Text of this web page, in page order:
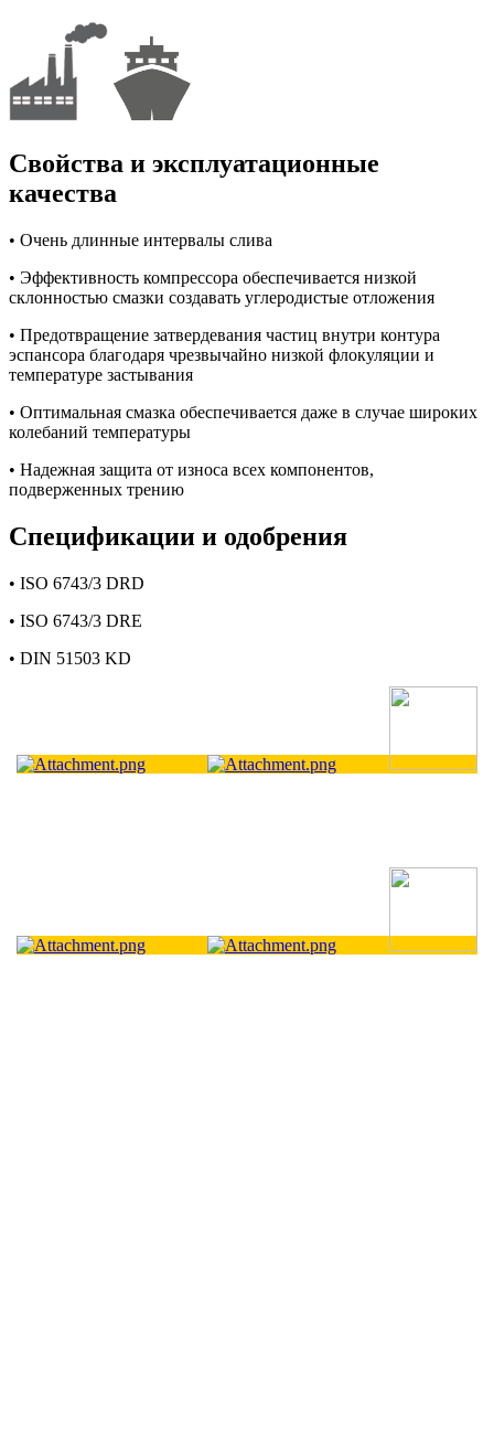
Свойства и эксплуатационные
качества
• Очень длинные интервалы слива
• Эффективность компрессора обеспечивается низкой
склонностью смазки создавать углеродистые отложения
• Предотвращение затвердевания частиц внутри контура
эспансора благодаря чрезвычайно низкой флокуляции и
температуре застывания
• Оптимальная смазка обеспечивается даже в случае широких
колебаний температуры
• Надежная защита от износа всех компонентов,
подверженных трению
Спецификации и одобрения
• ISO 6743/3 DRD
• ISO 6743/3 DRE
• DIN 51503 KD